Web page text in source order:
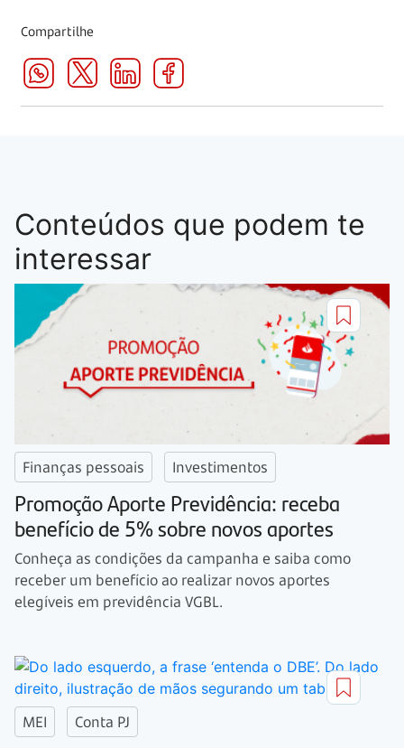
Compartilhe
Conteúdos que podem te
interessar
Finanças pessoais Investimentos
Promoção Aporte Previdência: receba
benefício de 5% sobre novos aportes
Conheça as condições da campanha e saiba como
receber um benefício ao realizar novos aportes
elegíveis em previdência VGBL.
MEI Conta PJ